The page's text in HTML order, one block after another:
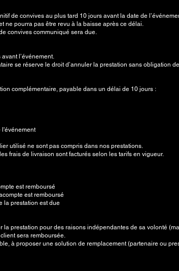
de convives au plus tard 10 jours avant la date de
ne pourra pas être revu à la baisse après ce délai.
convives communiqué sera due.
l’événement.
se réserve le droit d’annuler la prestation sans obligation
complémentaire, payable dans un délai de 10 jours :
l'événement
utilisé ne sont pas compris dans nos prestations.
frais de livraison sont facturés selon les tarifs en vigueur.
est remboursé
est remboursé
la prestation est due
la prestation pour des raisons indépendantes de sa volonté
sera remboursée.
à proposer une solution de remplacement (partenaire ou